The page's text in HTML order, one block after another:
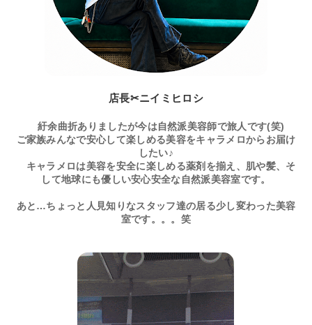
店長✂ニイミヒロシ
紆余曲折ありましたが今は自然派美容師で旅人です(笑)
ご家族みんなで安心して楽しめる美容をキャラメロからお届け
したい♪
キャラメロは美容を安全に楽しめる薬剤を揃え、肌や髪、そ
して地球にも優しい安心安全な自然派美容室です。
あと…ちょっと人見知りなスタッフ達の居る少し変わった美容
室です。。。笑